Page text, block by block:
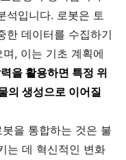
석입니다. 로봇은 토
한 데이터를 수집하기
, 이는 기초 계획에
을 활용하면 특정 위
의 생성으로 이어질
을 통합하는 것은 불
는 데 혁신적인 변화